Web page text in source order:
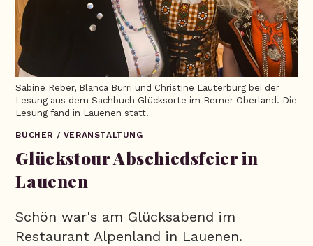
Sabine Reber, Blanca Burri und Christine Lauterburg bei der
Lesung aus dem Sachbuch Glücksorte im Berner Oberland. Die
Lesung fand in Lauenen statt.
BÜCHER / VERANSTALTUNG
Glückstour Abschiedsfeier in
Lauenen
Schön war's am Glücksabend im
Restaurant Alpenland in Lauenen.